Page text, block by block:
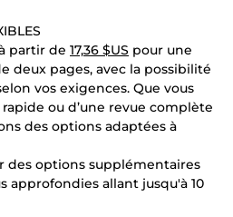
partir de 17,36 $US pour une
deux pages, avec la possibilité
vos exigences. Que vous
ou d’une revue complète
des options adaptées à
des options supplémentaires
approfondies allant jusqu'à 10